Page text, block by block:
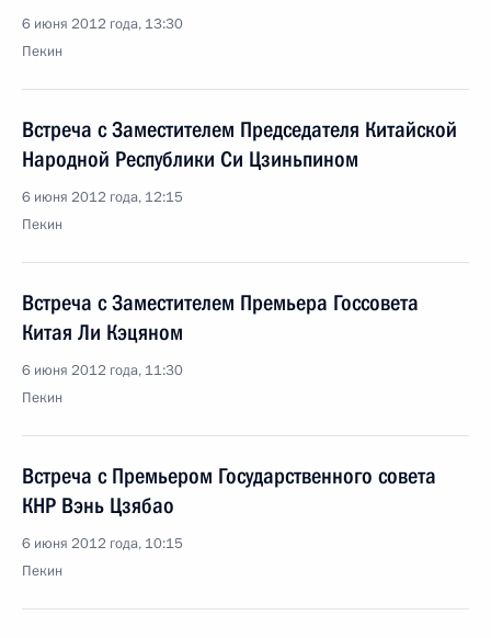
6 июня 2012 года, 13:30
Пекин
Встреча с Заместителем Председателя Китайской
Народной Республики Си Цзиньпином
6 июня 2012 года, 12:15
Пекин
Встреча с Заместителем Премьера Госсовета
Китая Ли Кэцяном
6 июня 2012 года, 11:30
Пекин
Встреча с Премьером Государственного совета
КНР Вэнь Цзябао
6 июня 2012 года, 10:15
Пекин